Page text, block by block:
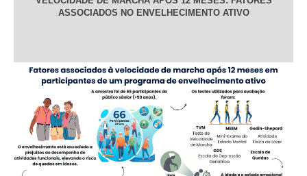
ASSOCIADOS NO ENVELHECIMENTO ATIVO